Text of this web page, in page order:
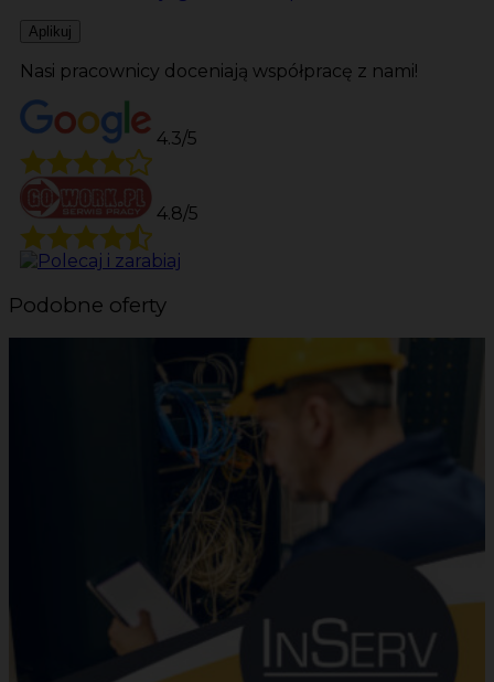
Aplikuj
Nasi pracownicy doceniają współpracę z nami!
4.3/5
4.8/5
Podobne oferty